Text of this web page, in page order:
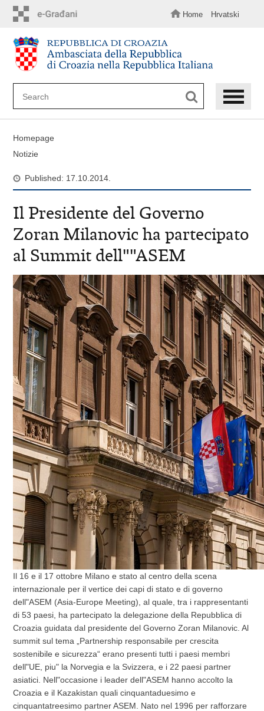
content
Home Hrvatski
Homepage
Notizie
Published: 17.10.2014.
Il Presidente del Governo
Zoran Milanovic ha partecipato
al Summit dell""ASEM
Il 16 e il 17 ottobre Milano e stato al centro della scena
internazionale per il vertice dei capi di stato e di governo
dell"ASEM (Asia-Europe Meeting), al quale, tra i rappresentanti
di 53 paesi, ha partecipato la delegazione della Repubblica di
Croazia guidata dal presidente del Governo Zoran Milanovic. Al
summit sul tema „Partnership responsabile per crescita
sostenibile e sicurezza“ erano presenti tutti i paesi membri
dell"UE, piu" la Norvegia e la Svizzera, e i 22 paesi partner
asiatici. Nell"occasione i leader dell"ASEM hanno accolto la
Croazia e il Kazakistan quali cinquantaduesimo e
cinquantatreesimo partner ASEM. Nato nel 1996 per rafforzare